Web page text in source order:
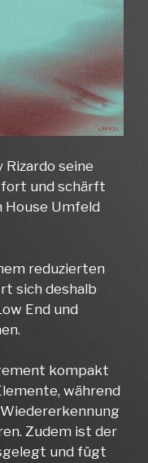
Rizardo seine
und schärft
House Umfeld
reduzierten
sich deshalb
End und
kompakt
während
Zudem ist der
und fügt